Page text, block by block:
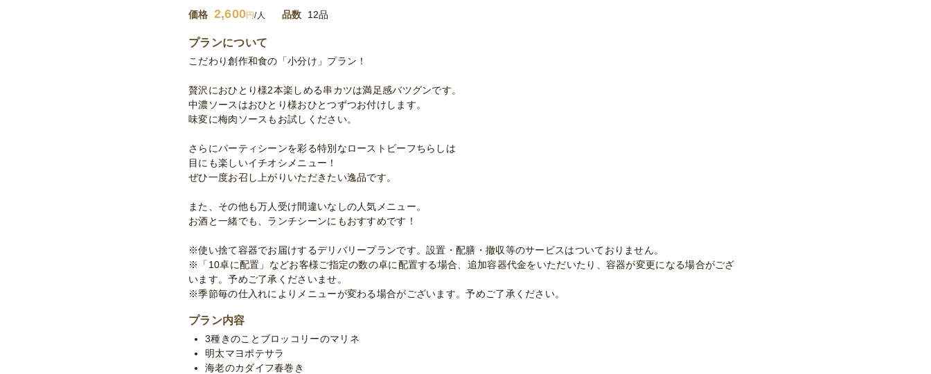
価格 2,600円/人 品数 12品
プランについて
こだわり創作和食の「小分け」プラン！
贅沢におひとり様2本楽しめる串カツは満足感バツグンです。
中濃ソースはおひとり様おひとつずつお付けします。
味変に梅肉ソースもお試しください。
さらにパーティシーンを彩る特別なローストビーフちらしは
目にも楽しいイチオシメニュー！
ぜひ一度お召し上がりいただきたい逸品です。
また、その他も万人受け間違いなしの人気メニュー。
お酒と一緒でも、ランチシーンにもおすすめです！
※使い捨て容器でお届けするデリバリープランです。設置・配膳・撤収等のサービスはついておりません。
※「10卓に配置」などお客様ご指定の数の卓に配置する場合、追加容器代金をいただいたり、容器が変更になる場合がござ
います。予めご了承くださいませ。
※季節毎の仕入れによりメニューが変わる場合がございます。予めご了承ください。
プラン内容
3種きのことブロッコリーのマリネ
明太マヨポテサラ
海老のカダイフ春巻き